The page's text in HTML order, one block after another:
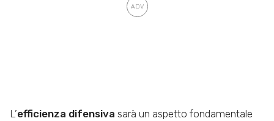
L’efficienza difensiva sarà un aspetto fondamentale